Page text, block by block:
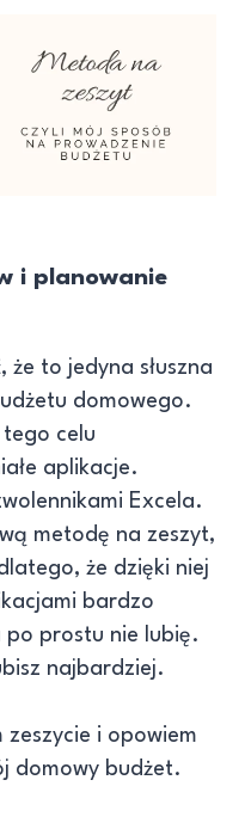
i planowanie
że to jedyna słuszna
domowego.
celu
aplikacje.
Excela.
metodę na zeszyt,
że dzięki niej
bardzo
po prostu nie lubię.
najbardziej.
zeszycie i opowiem
domowy budżet.